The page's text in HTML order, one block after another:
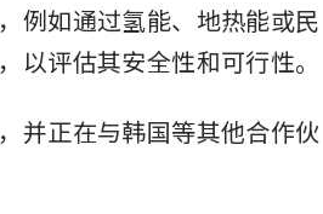
例如通过氢能、地热能或民
评估其安全性和可行性。
并正在与韩国等其他合作伙